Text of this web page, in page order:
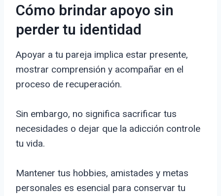
Cómo brindar apoyo sin
perder tu identidad
Apoyar a tu pareja implica estar presente,
mostrar comprensión y acompañar en el
proceso de recuperación.
Sin embargo, no significa sacrificar tus
necesidades o dejar que la adicción controle
tu vida.
Mantener tus hobbies, amistades y metas
personales es esencial para conservar tu